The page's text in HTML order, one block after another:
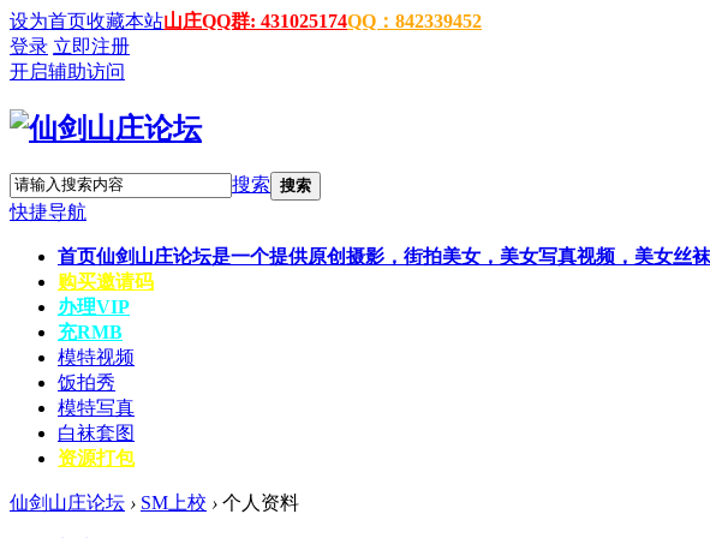
设为首页收藏本站山庄QQ群: 431025174QQ：842339452
登录 立即注册
开启辅助访问
搜索 搜索
快捷导航
首页仙剑山庄论坛是一个提供原创摄影，街拍美女，美女写真视频，美女丝
购买邀请码
办理VIP
充RMB
模特视频
饭拍秀
模特写真
白袜套图
资源打包
仙剑山庄论坛 › SM上校 › 个人资料